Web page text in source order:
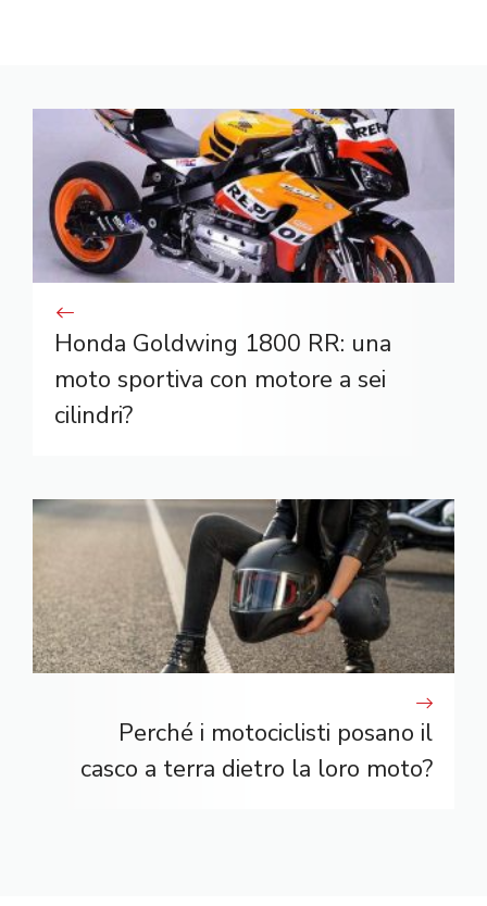
Honda Goldwing 1800 RR: una
moto sportiva con motore a sei
cilindri?
Perché i motociclisti posano il
casco a terra dietro la loro moto?